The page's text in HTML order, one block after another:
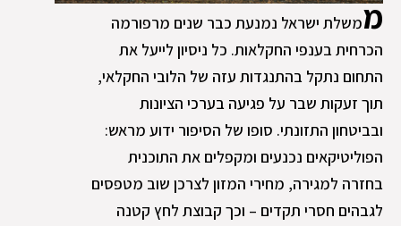
ממשלת ישראל נמנעת כבר שנים מרפורמה
הכרחית בענפי החקלאות. כל ניסיון לייעל את
התחום נתקל בהתנגדות עזה של הלובי החקלאי,
תוך זעקות שבר על פגיעה בערכי הציונות
ובביטחון התזונתי. סופו של הסיפור ידוע מראש:
הפוליטיקאים נכנעים ומקפלים את התוכנית
בחזרה למגירה, מחירי המזון לצרכן שוב מטפסים
לגבהים חסרי תקדים – וכך קבוצת לחץ קטנה